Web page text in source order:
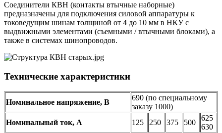
Соединители КВН (контакты втычные наборные)
предназначены для подключения силовой аппаратуры к
токоведущим шинам толщиной от 4 до 10 мм в НКУ с
выдвижными элементами (съемными / втычными блоками), а
также в системах шинопроводов.
Технические характеристики
Номинальное напряжение, В
690 (по специальному
заказу 1000)
Номинальный ток, А
125 250 375 500
625
630